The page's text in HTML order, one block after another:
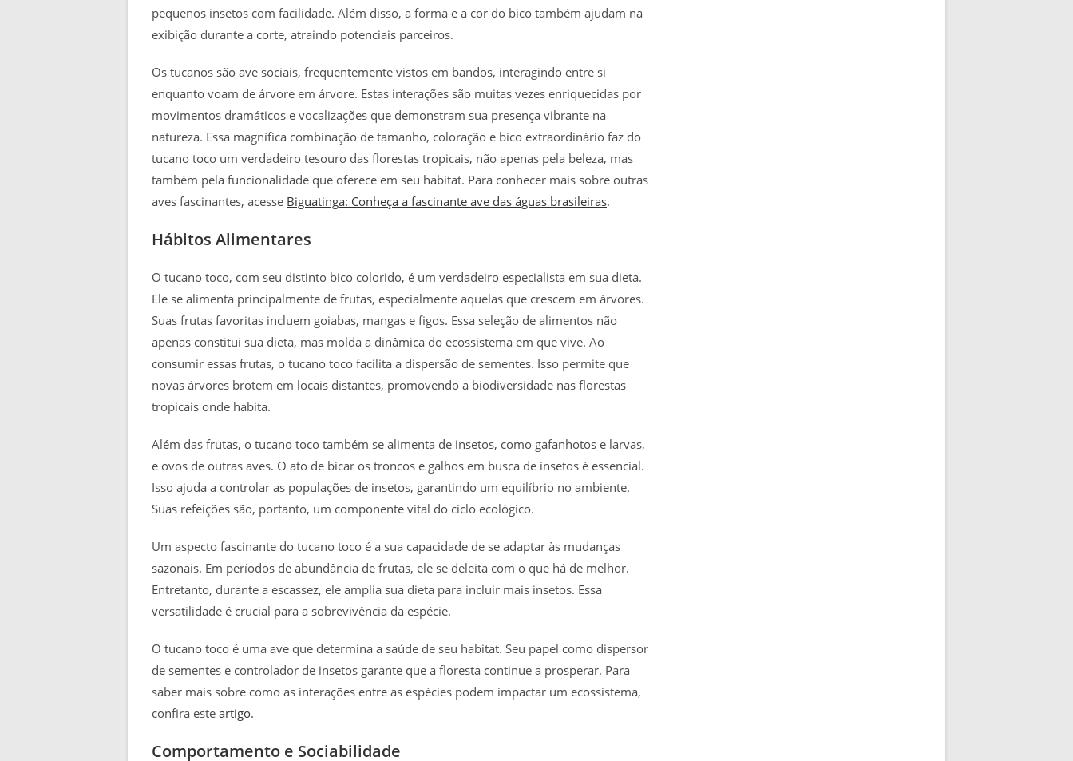
pequenos insetos com facilidade. Além disso, a forma e a cor do bico também ajudam na
exibição durante a corte, atraindo potenciais parceiros.
Os tucanos são ave sociais, frequentemente vistos em bandos, interagindo entre si
enquanto voam de árvore em árvore. Estas interações são muitas vezes enriquecidas por
movimentos dramáticos e vocalizações que demonstram sua presença vibrante na
natureza. Essa magnífica combinação de tamanho, coloração e bico extraordinário faz do
tucano toco um verdadeiro tesouro das florestas tropicais, não apenas pela beleza, mas
também pela funcionalidade que oferece em seu habitat. Para conhecer mais sobre outras
aves fascinantes, acesse Biguatinga: Conheça a fascinante ave das águas brasileiras.
Hábitos Alimentares
O tucano toco, com seu distinto bico colorido, é um verdadeiro especialista em sua dieta.
Ele se alimenta principalmente de frutas, especialmente aquelas que crescem em árvores.
Suas frutas favoritas incluem goiabas, mangas e figos. Essa seleção de alimentos não
apenas constitui sua dieta, mas molda a dinâmica do ecossistema em que vive. Ao
consumir essas frutas, o tucano toco facilita a dispersão de sementes. Isso permite que
novas árvores brotem em locais distantes, promovendo a biodiversidade nas florestas
tropicais onde habita.
Além das frutas, o tucano toco também se alimenta de insetos, como gafanhotos e larvas,
e ovos de outras aves. O ato de bicar os troncos e galhos em busca de insetos é essencial.
Isso ajuda a controlar as populações de insetos, garantindo um equilíbrio no ambiente.
Suas refeições são, portanto, um componente vital do ciclo ecológico.
Um aspecto fascinante do tucano toco é a sua capacidade de se adaptar às mudanças
sazonais. Em períodos de abundância de frutas, ele se deleita com o que há de melhor.
Entretanto, durante a escassez, ele amplia sua dieta para incluir mais insetos. Essa
versatilidade é crucial para a sobrevivência da espécie.
O tucano toco é uma ave que determina a saúde de seu habitat. Seu papel como dispersor
de sementes e controlador de insetos garante que a floresta continue a prosperar. Para
saber mais sobre como as interações entre as espécies podem impactar um ecossistema,
confira este artigo.
Comportamento e Sociabilidade